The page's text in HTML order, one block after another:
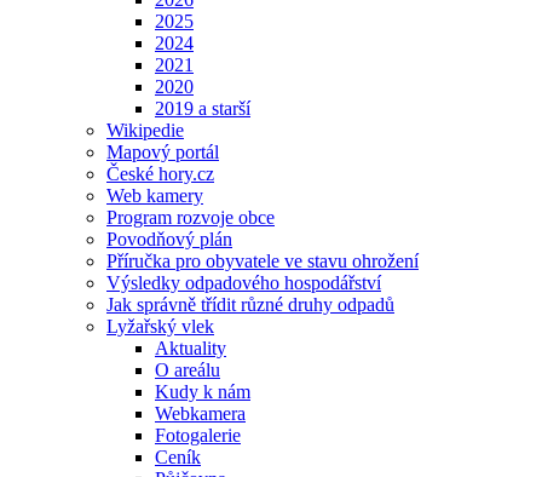
2025
2024
2021
2020
2019 a starší
Wikipedie
Mapový portál
České hory.cz
Web kamery
Program rozvoje obce
Povodňový plán
Příručka pro obyvatele ve stavu ohrožení
Výsledky odpadového hospodářství
Jak správně třídit různé druhy odpadů
Lyžařský vlek
Aktuality
O areálu
Kudy k nám
Webkamera
Fotogalerie
Ceník